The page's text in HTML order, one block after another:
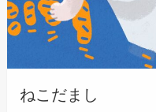
ねこだまし